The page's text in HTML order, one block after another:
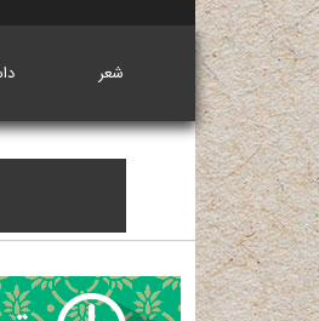
شعر